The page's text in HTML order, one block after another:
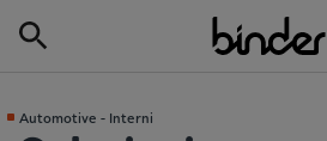
Automotive - Interni